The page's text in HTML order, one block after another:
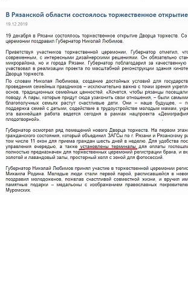
zags4.jpg